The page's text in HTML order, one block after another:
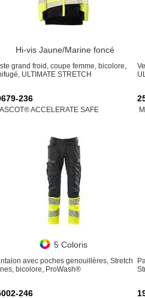
Hi-vis Jaune/Marine foncé
grand froid, coupe femme, bicolore,
ULTIMATE STRETCH
236
ACCELERATE SAFE
5 Coloris
avec poches genouillères, Stretch
bicolore, ProWash®
246